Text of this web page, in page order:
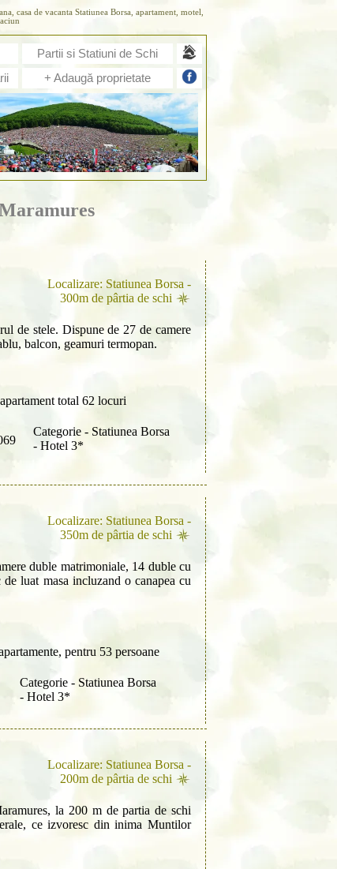
casa de vacanta Statiunea Borsa, apartament, motel,
Partii si Statiuni de Schi
+ Adaugă proprietate
Localizare: Statiunea Borsa -
300m de pârtia de schi
de stele. Dispune de 27 de camere
balcon, geamuri termopan.
total 62 locuri
Categorie - Statiunea Borsa
- Hotel 3*
Localizare: Statiunea Borsa -
350m de pârtia de schi
duble matrimoniale, 14 duble cu
luat masa incluzand o canapea cu
pentru 53 persoane
Categorie - Statiunea Borsa
- Hotel 3*
Localizare: Statiunea Borsa -
200m de pârtia de schi
la 200 m de partia de schi
ce izvoresc din inima Muntilor